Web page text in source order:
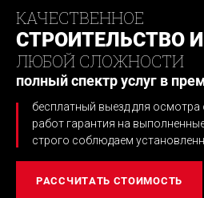
КАЧЕСТВЕННОЕ
СТРОИТЕЛЬСТВО
ЛЮБОЙ СЛОЖНОСТИ
полный спектр услуг в
бесплатный выезд для осмотра
работ гарантия на
строго соблюдаем
РАССЧИТАТЬ СТОИМОСТЬ